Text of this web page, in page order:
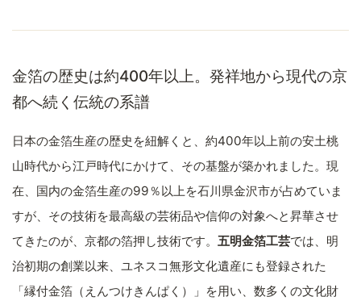
金箔の歴史は約400年以上。発祥地から現代の京
都へ続く伝統の系譜
日本の金箔生産の歴史を紐解くと、約400年以上前の安土桃
山時代から江戸時代にかけて、その基盤が築かれました。現
在、国内の金箔生産の99％以上を石川県金沢市が占めていま
すが、その技術を最高級の芸術品や信仰の対象へと昇華させ
てきたのが、京都の箔押し技術です。 五明金箔工芸では、明
治初期の創業以来、ユネスコ無形文化遺産にも登録された
「縁付金箔（えんつけきんぱく）」を用い、数多くの文化財